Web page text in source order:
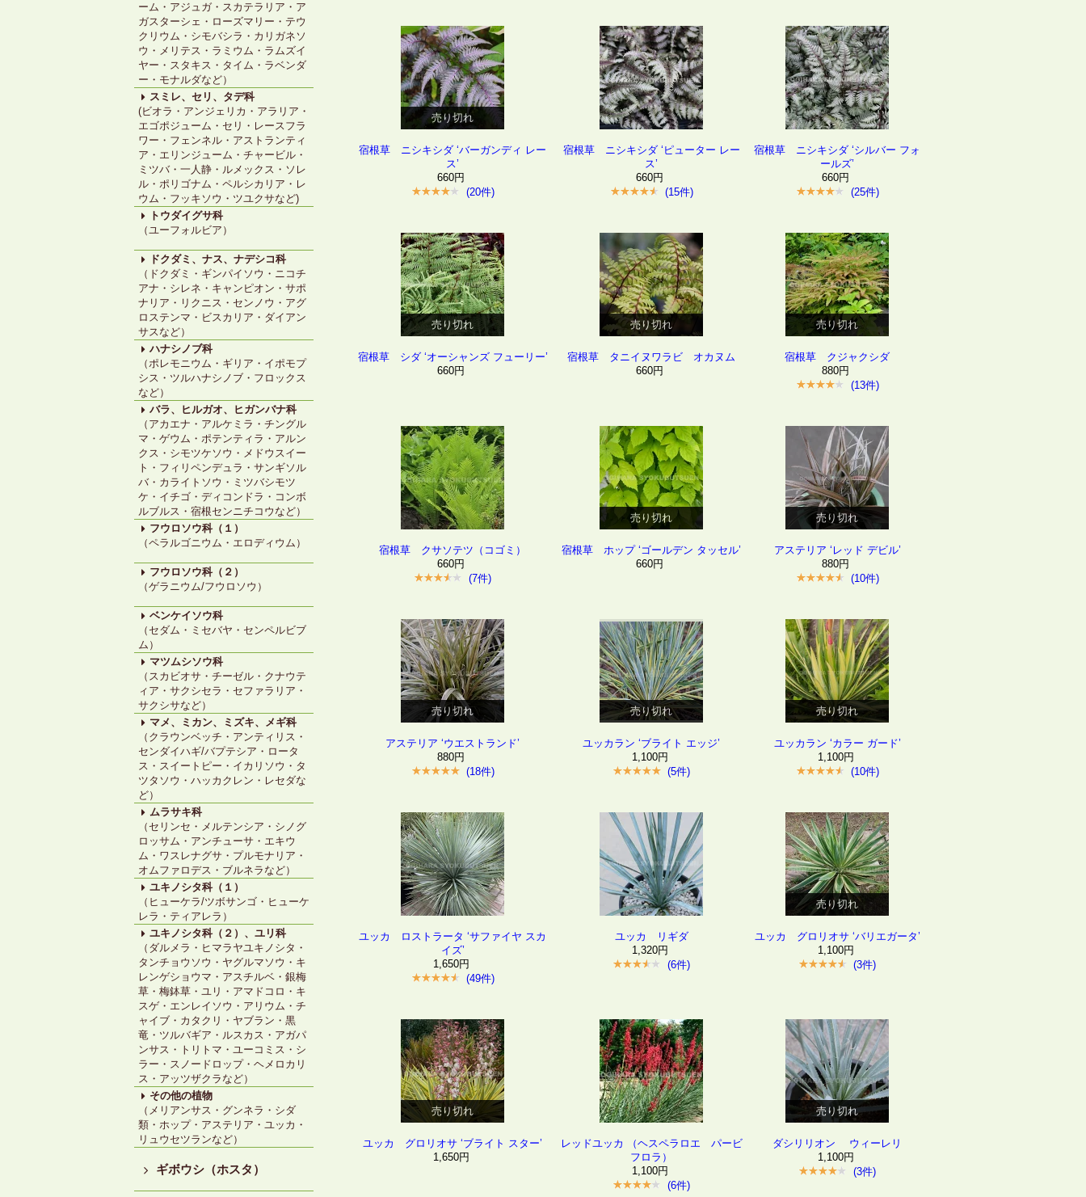
ーム・アジュガ・スカテラリア・ア
ガスターシェ・ローズマリー・テウ
クリウム・シモバシラ・カリガネソ
ウ・メリテス・ラミウム・ラムズイ
ヤー・スタキス・タイム・ラベンダ
ー・モナルダなど）
スミレ、セリ、タデ科
(ビオラ・アンジェリカ・アラリア・
エゴポジューム・セリ・レースフラ
ワー・フェンネル・アストランティ
ア・エリンジューム・チャービル・
ミツバ・一人静・ルメックス・ソレ
ル・ポリゴナム・ペルシカリア・レ
ウム・フッキソウ・ツユクサなど)
トウダイグサ科
（ユーフォルビア）
ドクダミ、ナス、ナデシコ科
（ドクダミ・ギンパイソウ・ニコチ
アナ・シレネ・キャンピオン・サポ
ナリア・リクニス・センノウ・アグ
ロステンマ・ビスカリア・ダイアン
サスなど）
ハナシノブ科
（ポレモニウム・ギリア・イポモプ
シス・ツルハナシノブ・フロックス
など）
バラ、ヒルガオ、ヒガンバナ科
（アカエナ・アルケミラ・チングル
マ・ゲウム・ポテンティラ・アルン
クス・シモツケソウ・メドウスイー
ト・フィリペンデュラ・サンギソル
バ・カライトソウ・ミツバシモツ
ケ・イチゴ・ディコンドラ・コンボ
ルブルス・宿根センニチコウなど）
フウロソウ科（１）
（ペラルゴニウム・エロディウム）
フウロソウ科（２）
（ゲラニウム/フウロソウ）
ベンケイソウ科
（セダム・ミセバヤ・センペルビブ
ム）
マツムシソウ科
（スカビオサ・チーゼル・クナウテ
ィア・サクシセラ・セファラリア・
サクシサなど）
マメ、ミカン、ミズキ、メギ科
（クラウンベッチ・アンティリス・
センダイハギ/バプテシア・ロータ
ス・スイートピー・イカリソウ・タ
ツタソウ・ハッカクレン・レセダな
ど）
ムラサキ科
（セリンセ・メルテンシア・シノグ
ロッサム・アンチューサ・エキウ
ム・ワスレナグサ・プルモナリア・
オムファロデス・ブルネラなど）
ユキノシタ科（１）
（ヒューケラ/ツボサンゴ・ヒューケ
レラ・ティアレラ）
ユキノシタ科（２）、ユリ科
（ダルメラ・ヒマラヤユキノシタ・
タンチョウソウ・ヤグルマソウ・キ
レンゲショウマ・アスチルベ・銀梅
草・梅鉢草・ユリ・アマドコロ・キ
スゲ・エンレイソウ・アリウム・チ
ャイブ・カタクリ・ヤブラン・黒
竜・ツルバギア・ルスカス・アガパ
ンサス・トリトマ・ユーコミス・シ
ラー・スノードロップ・ヘメロカリ
ス・アッツザクラなど）
その他の植物
（メリアンサス・グンネラ・シダ
類・ホップ・アステリア・ユッカ・
リュウセツランなど）
ギボウシ（ホスタ）
売り切れ
宿根草 ニシキシダ ‘バーガンディ レー
ス’
660円
(20件)
宿根草 ニシキシダ ‘ピューター レー
ス’
660円
(15件)
宿根草 ニシキシダ ‘シルバー フォ
ールズ’
660円
(25件)
売り切れ 売り切れ 売り切れ
宿根草 シダ ‘オーシャンズ フューリー’
660円
宿根草 タニイヌワラビ オカヌム
660円
宿根草 クジャクシダ
880円
(13件)
売り切れ 売り切れ
宿根草 クサソテツ（コゴミ）
660円
(7件)
宿根草 ホップ ‘ゴールデン タッセル’
660円
アステリア ‘レッド デビル’
880円
(10件)
売り切れ 売り切れ 売り切れ
アステリア ‘ウエストランド’
880円
(18件)
ユッカラン ‘ブライト エッジ’
1,100円
(5件)
ユッカラン ‘カラー ガード’
1,100円
(10件)
売り切れ
ユッカ ロストラータ ‘サファイヤ スカ
イズ’
1,650円
(49件)
ユッカ リギダ
1,320円
(6件)
ユッカ グロリオサ ‘バリエガータ’
1,100円
(3件)
売り切れ 売り切れ
ユッカ グロリオサ ‘ブライト スター’
1,650円
レッドユッカ （ヘスペラロエ パービ
フロラ）
1,100円
(6件)
ダシリリオン ウィーレリ
1,100円
(3件)